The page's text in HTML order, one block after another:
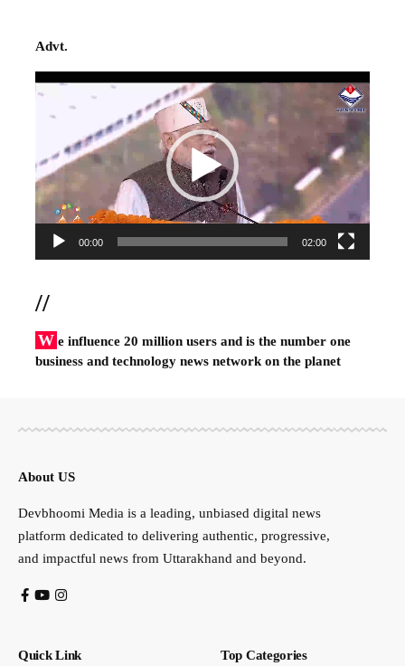
Advt.
Video
00:00 02:00
//
W e influence 20 million users and is the number one
business and technology news network on the planet
About US
Devbhoomi Media is a leading, unbiased digital news
platform dedicated to delivering authentic, progressive,
and impactful news from Uttarakhand and beyond.
Quick Link Top Categories